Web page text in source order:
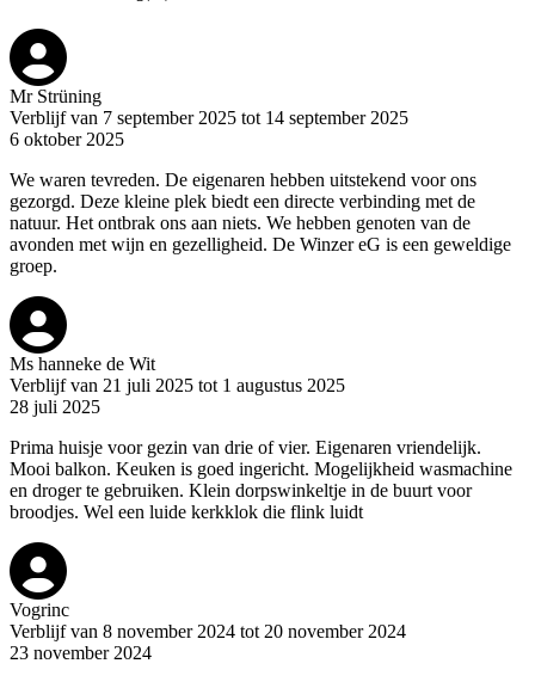
Mr Strüning
Verblijf van 7 september 2025 tot 14 september 2025
6 oktober 2025
We waren tevreden. De eigenaren hebben uitstekend voor ons
gezorgd. Deze kleine plek biedt een directe verbinding met de
natuur. Het ontbrak ons aan niets. We hebben genoten van de
avonden met wijn en gezelligheid. De Winzer eG is een geweldige
groep.
Ms hanneke de Wit
Verblijf van 21 juli 2025 tot 1 augustus 2025
28 juli 2025
Prima huisje voor gezin van drie of vier. Eigenaren vriendelijk.
Mooi balkon. Keuken is goed ingericht. Mogelijkheid wasmachine
en droger te gebruiken. Klein dorpswinkeltje in de buurt voor
broodjes. Wel een luide kerkklok die flink luidt
Vogrinc
Verblijf van 8 november 2024 tot 20 november 2024
23 november 2024